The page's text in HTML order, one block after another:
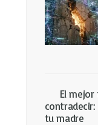
El
contradecir:
tu madre